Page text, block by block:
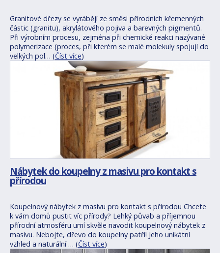
Granitové dřezy se vyrábějí ze směsi přírodních křemenných
částic (granitu), akrylátového pojiva a barevných pigmentů.
Při výrobním procesu, zejména při chemické reakci nazývané
polymerizace (proces, při kterém se malé molekuly spojují do
velkých pol… (Číst více)
Nábytek do koupelny z masivu pro kontakt s
přírodou
Koupelnový nábytek z masivu pro kontakt s přírodou Chcete
k vám domů pustit víc přírody? Lehký půvab a příjemnou
přírodní atmosféru umí skvěle navodit koupelnový nábytek z
masivu. Nebojte, dřevo do koupelny patří! Jeho unikátní
vzhled a naturální … (Číst více)